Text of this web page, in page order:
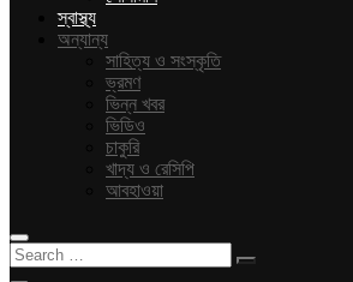
স্বাস্থ্য
অন্যান্য
সাহিত্য ও সংস্কৃতি
ভ্রমণ
ভিন্ন খবর
ভিডিও
চাকুরি
খাদ্য ও রেসিপি
আবহাওয়া
Search
…